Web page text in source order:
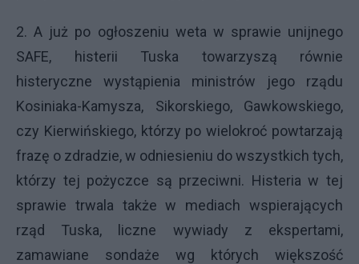
2. A już po ogłoszeniu weta w sprawie unijnego
SAFE, histerii Tuska towarzyszą równie
histeryczne wystąpienia ministrów jego rządu
Kosiniaka-Kamysza, Sikorskiego, Gawkowskiego,
czy Kierwińskiego, którzy po wielokroć powtarzają
frazę o zdradzie, w odniesieniu do wszystkich tych,
którzy tej pożyczce są przeciwni. Histeria w tej
sprawie trwala także w mediach wspierających
rząd Tuska, liczne wywiady z ekspertami,
zamawiane sondaże wg których większość